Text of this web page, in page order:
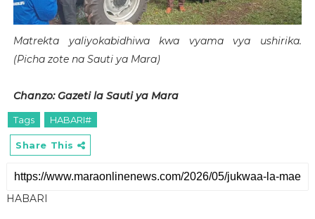
Matrekta yaliyokabidhiwa kwa vyama vya ushirika.
(Picha zote na Sauti ya Mara)
Chanzo: Gazeti la Sauti ya Mara
Tags HABARI#
Share This
HABARI